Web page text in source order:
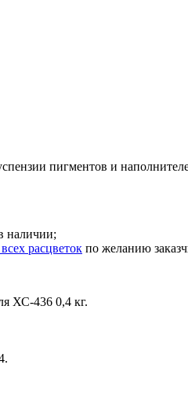
пигментов и
наличии;
расцветок по желанию
ХС-436 0,4 кг.